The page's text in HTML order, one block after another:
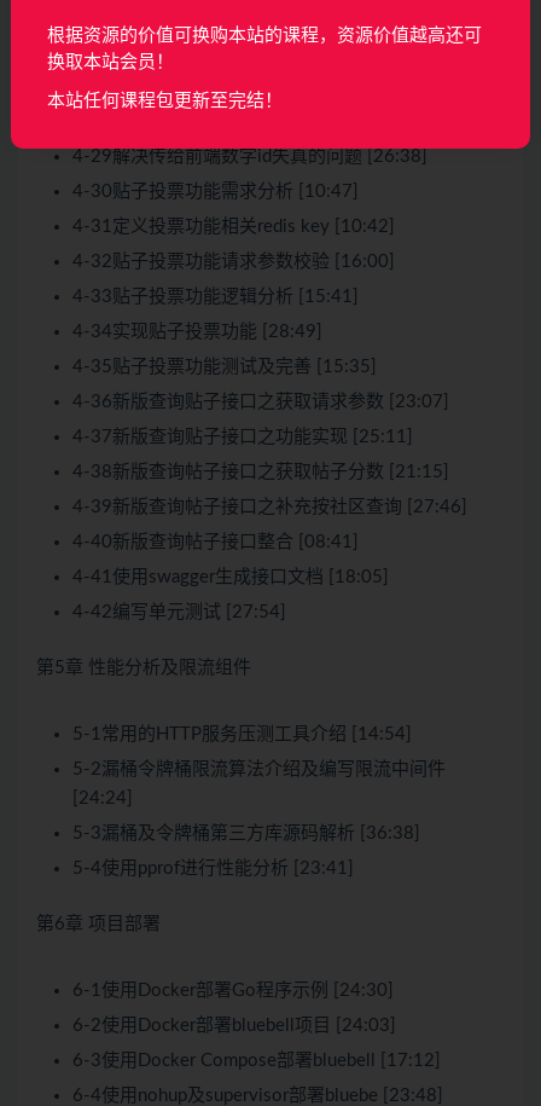
4-26bluebell实现帖子详情接口 [11:20]
4-29解决传给前端数字id失真的问题 [26:38]
4-30贴子投票功能需求分析 [10:47]
4-31定义投票功能相关redis key [10:42]
4-32贴子投票功能请求参数校验 [16:00]
4-33贴子投票功能逻辑分析 [15:41]
4-34实现贴子投票功能 [28:49]
4-35贴子投票功能测试及完善 [15:35]
4-36新版查询贴子接口之获取请求参数 [23:07]
4-37新版查询贴子接口之功能实现 [25:11]
4-38新版查询帖子接口之获取帖子分数 [21:15]
4-39新版查询帖子接口之补充按社区查询 [27:46]
4-40新版查询帖子接口整合 [08:41]
4-41使用swagger生成接口文档 [18:05]
4-42编写单元测试 [27:54]
第5章 性能分析及限流组件
5-1常用的HTTP服务压测工具介绍 [14:54]
5-2漏桶令牌桶限流算法介绍及编写限流中间件
[24:24]
5-3漏桶及令牌桶第三方库源码解析 [36:38]
5-4使用pprof进行性能分析 [23:41]
第6章 项目部署
6-1使用Docker部署Go程序示例 [24:30]
6-2使用Docker部署bluebell项目 [24:03]
6-3使用Docker Compose部署bluebell [17:12]
6-4使用nohup及supervisor部署bluebe [23:48]
根据资源的价值可换购本站的课程，资源价值越高还可
换取本站会员！
本站任何课程包更新至完结！